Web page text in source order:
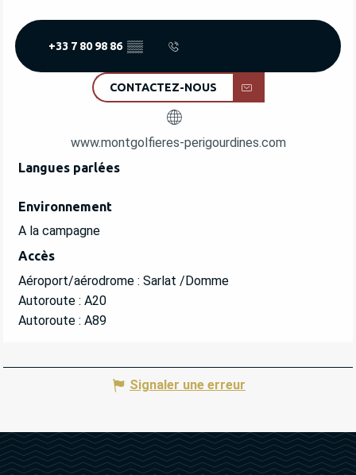
+33 7 80 98 86 ▒▒
CONTACTEZ-NOUS
www.montgolfieres-perigourdines.com
Langues parlées
Langues parlées
Environnement
Environnement
A la campagne
Accès
Accès
Aéroport/aérodrome : Sarlat /Domme
Autoroute : A20
Autoroute : A89
Signaler une erreur